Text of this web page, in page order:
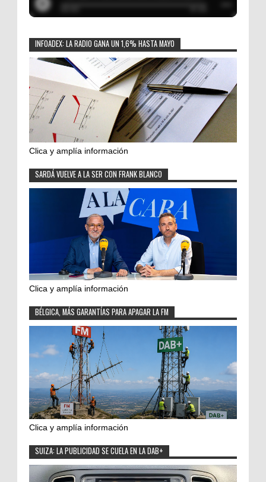
INFOADEX: LA RADIO GANA UN 1,6% HASTA MAYO
Clica y amplía información
SARDÁ VUELVE A LA SER CON FRANK BLANCO
Clica y amplía información
BÉLGICA, MÁS GARANTÍAS PARA APAGAR LA FM
Clica y amplía información
SUIZA: LA PUBLICIDAD SE CUELA EN LA DAB+